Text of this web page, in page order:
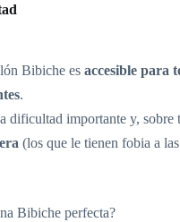
Bibiche es accesible para
.
dificultad importante y, sobre
(los que le tienen fobia a
Bibiche perfecta?